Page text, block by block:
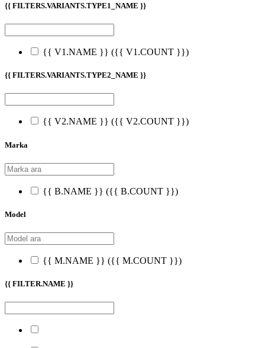
{{ FILTERS.VARIANTS.TYPE1_NAME }}
{{ V1.NAME }} ({{ V1.COUNT }})
{{ FILTERS.VARIANTS.TYPE2_NAME }}
{{ V2.NAME }} ({{ V2.COUNT }})
Marka
{{ B.NAME }} ({{ B.COUNT }})
Model
{{ M.NAME }} ({{ M.COUNT }})
{{ FILTER.NAME }}